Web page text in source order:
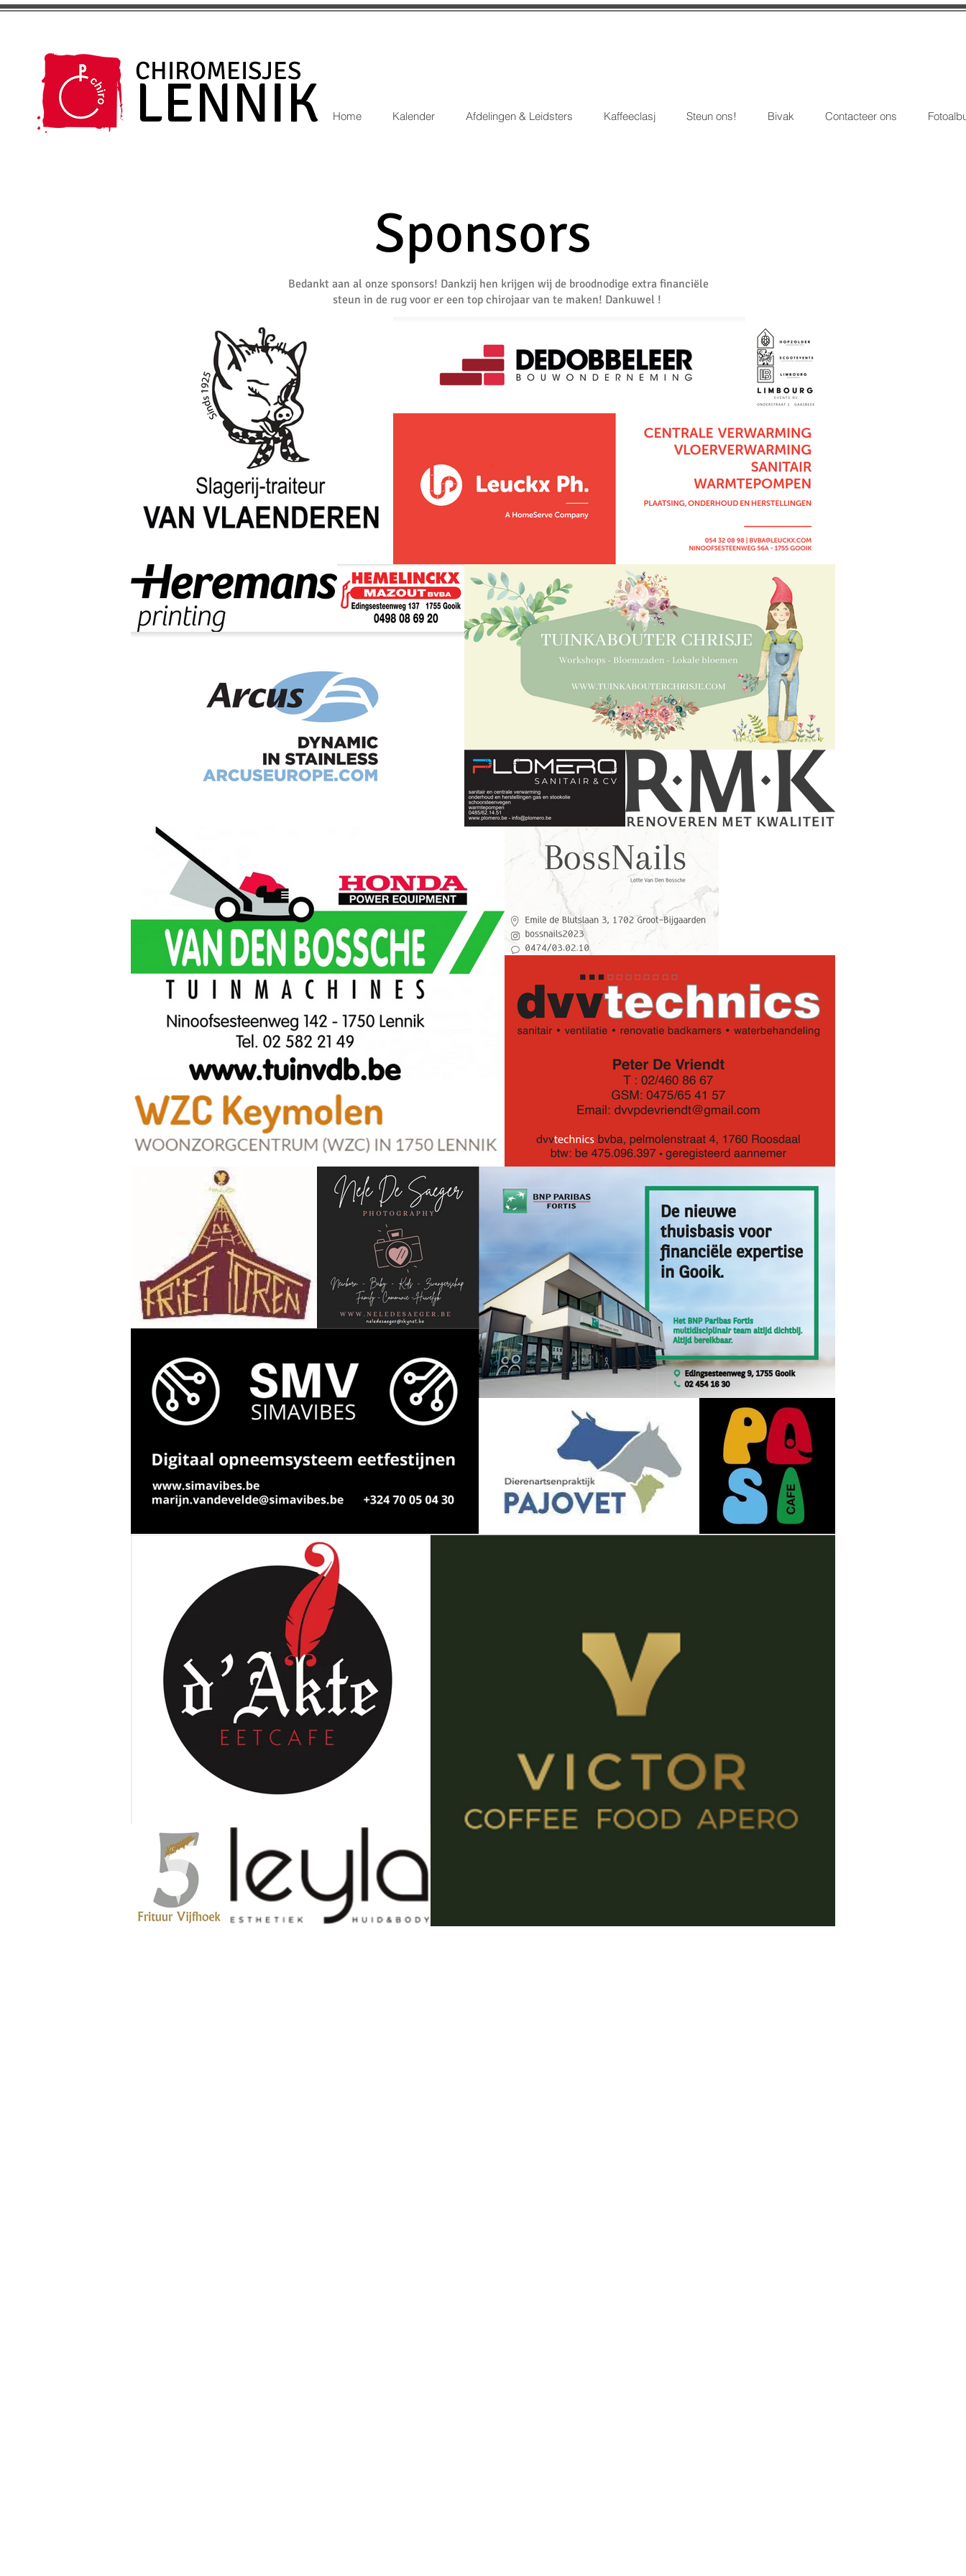
CHIROMEISJES
LENNIK Home Kalender Afdelingen & Leidsters Kaffeeclasj Steun ons! Bivak Contacteer ons
Sponsors
Bedankt aan al onze sponsors! Dankzij hen krijgen wij de broodnodige extra financiële
steun in de rug voor er een top chirojaar van te maken! Dankuwel !